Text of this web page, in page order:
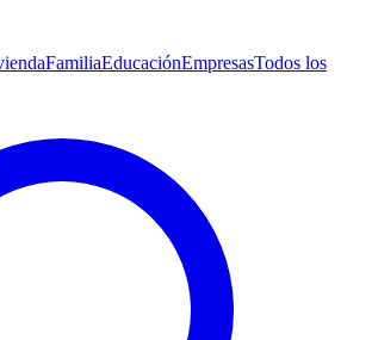
FamiliaEducaciónEmpresasTodos los